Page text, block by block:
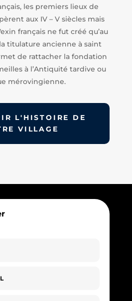
les premiers lieux de
aux IV – V siècles mais
français ne fut créé qu’au
titulature ancienne à saint
de rattacher la fondation
à l’Antiquité tardive ou
mérovingienne.
L'HISTOIRE DE
VILLAGE